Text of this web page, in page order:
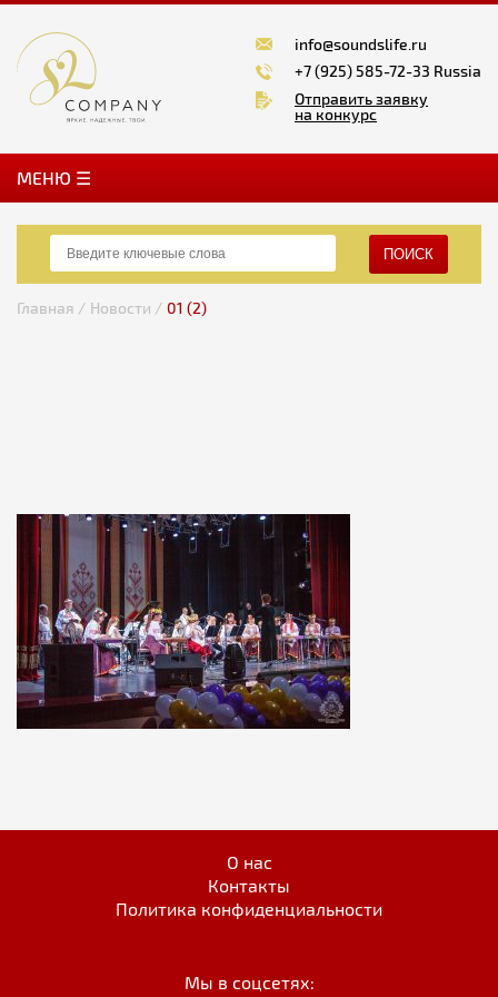
info@soundslife.ru
+7 (925) 585-72-33 Russia
Отправить заявку
на конкурс
MЕНЮ ☰
ПОИСК
Главная / Новости / 01 (2)
О нас
Контакты
Политика конфиденциальности
Мы в соцсетях: